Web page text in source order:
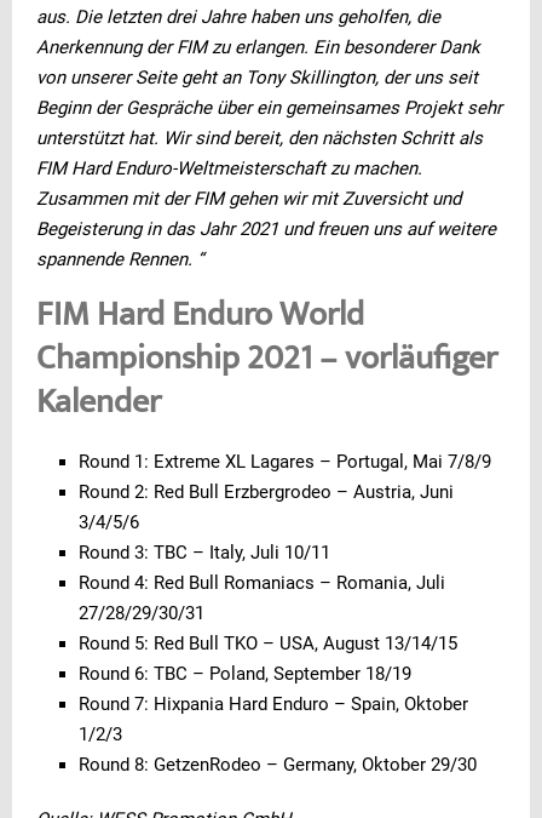
aus. Die letzten drei Jahre haben uns geholfen, die
Anerkennung der FIM zu erlangen. Ein besonderer Dank
von unserer Seite geht an Tony Skillington, der uns seit
Beginn der Gespräche über ein gemeinsames Projekt sehr
unterstützt hat. Wir sind bereit, den nächsten Schritt als
FIM Hard Enduro-Weltmeisterschaft zu machen.
Zusammen mit der FIM gehen wir mit Zuversicht und
Begeisterung in das Jahr 2021 und freuen uns auf weitere
spannende Rennen. “
FIM Hard Enduro World
Championship 2021 – vorläufiger
Kalender
Round 1: Extreme XL Lagares – Portugal, Mai 7/8/9
Round 2: Red Bull Erzbergrodeo – Austria, Juni
3/4/5/6
Round 3: TBC – Italy, Juli 10/11
Round 4: Red Bull Romaniacs – Romania, Juli
27/28/29/30/31
Round 5: Red Bull TKO – USA, August 13/14/15
Round 6: TBC – Poland, September 18/19
Round 7: Hixpania Hard Enduro – Spain, Oktober
1/2/3
Round 8: GetzenRodeo – Germany, Oktober 29/30